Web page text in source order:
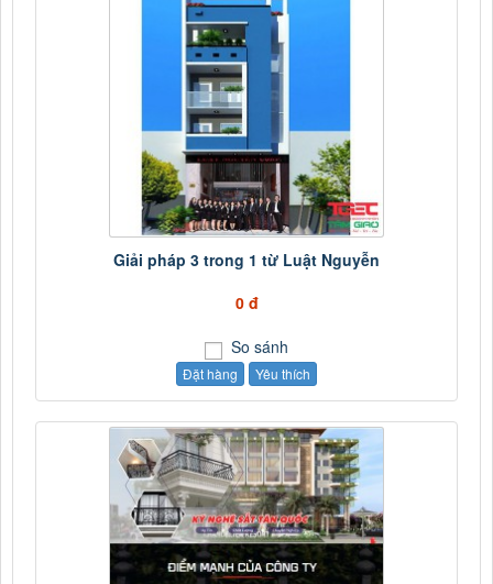
Giải pháp 3 trong 1 từ Luật Nguyễn
0 đ
So sánh
Đặt hàng Yêu thích